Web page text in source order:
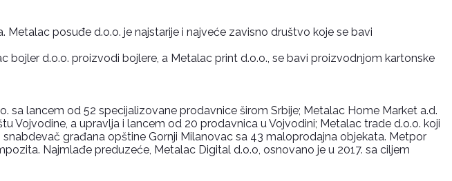
posuđe d.o.o. je najstarije i najveće zavisno društvo koje se bavi
d.o.o. proizvodi bojlere, a Metalac print d.o.o., se bavi proizvodnjom kartonske
lancem od 52 specijalizovane prodavnice širom Srbije; Metalac Home Market a.d.
Vojvodine, a upravlja i lancem od 20 prodavnica u Vojvodini; Metalac trade d.o.o. koji
građana opštine Gornji Milanovac sa 43 maloprodajna objekata. Metpor
Najmlađe preduzeće, Metalac Digital d.o.o, osnovano je u 2017. sa ciljem